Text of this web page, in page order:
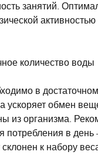
занятий.
активностью
количество воды
в достаточном
ускоряет обмен
из организма.
потребления в день
к набору